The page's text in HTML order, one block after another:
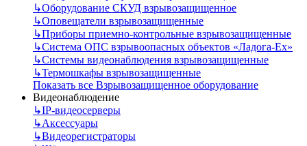
↳Оборудование СКУД взрывозащищенное
↳Оповещатели взрывозащищенные
↳Приборы приемно-контрольные взрывозащищенные
↳Система ОПС взрывоопасных объектов «Ладога-Ex»
↳Системы видеонаблюдения взрывозащищенные
↳Термошкафы взрывозащищенные
Показать все Взрывозащищенное оборудование
Видеонаблюдение
↳IP-видеосерверы
↳Аксессуары
↳Видеорегистраторы